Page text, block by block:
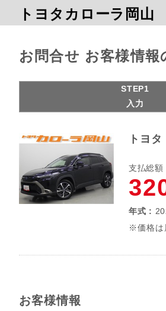
トヨタカローラ岡山
お問合せ お客様情報
STEP1
入力
トヨタ
支払総額
年式 :
※価格は
お客様情報